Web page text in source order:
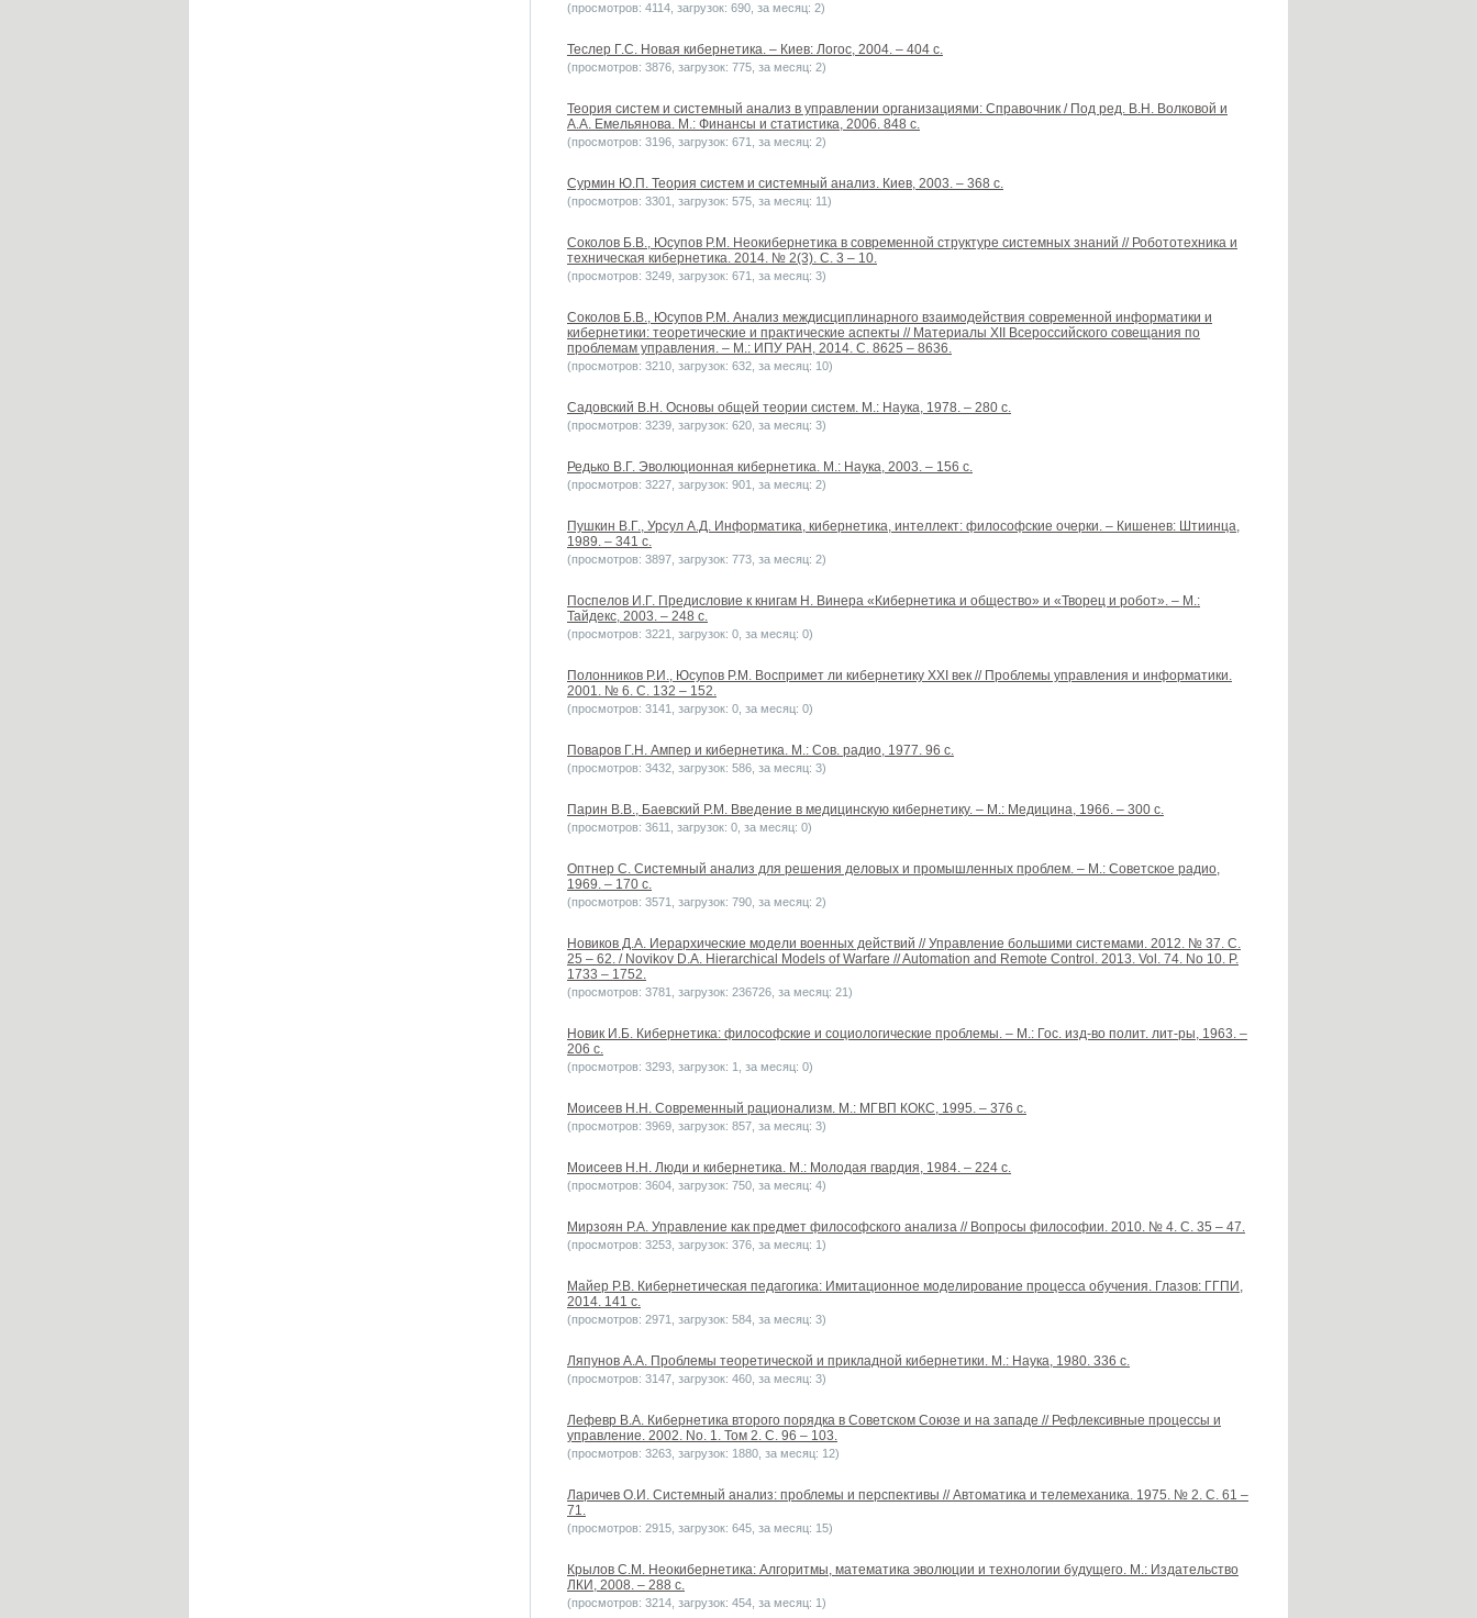
(просмотров: 4114, загрузок: 690, за месяц: 2)
Теслер Г.С. Новая кибернетика. – Киев: Логос, 2004. – 404 с.
(просмотров: 3876, загрузок: 775, за месяц: 2)
Теория систем и системный анализ в управлении организациями: Справочник / Под ред. В.Н. Волковой и
А.А. Емельянова. М.: Финансы и статистика, 2006. 848 с.
(просмотров: 3196, загрузок: 671, за месяц: 2)
Сурмин Ю.П. Теория систем и системный анализ. Киев, 2003. – 368 с.
(просмотров: 3301, загрузок: 575, за месяц: 11)
Соколов Б.В., Юсупов Р.М. Неокибернетика в современной структуре системных знаний // Робототехника и
техническая кибернетика. 2014. № 2(3). С. 3 – 10.
(просмотров: 3249, загрузок: 671, за месяц: 3)
Соколов Б.В., Юсупов Р.М. Анализ междисциплинарного взаимодействия современной информатики и
кибернетики: теоретические и практические аспекты // Материалы XII Всероссийского совещания по
проблемам управления. – М.: ИПУ РАН, 2014. С. 8625 – 8636.
(просмотров: 3210, загрузок: 632, за месяц: 10)
Садовский В.Н. Основы общей теории систем. М.: Наука, 1978. – 280 с.
(просмотров: 3239, загрузок: 620, за месяц: 3)
Редько В.Г. Эволюционная кибернетика. М.: Наука, 2003. – 156 c.
(просмотров: 3227, загрузок: 901, за месяц: 2)
Пушкин В.Г., Урсул А.Д. Информатика, кибернетика, интеллект: философские очерки. – Кишенев: Штиинца,
1989. – 341 с.
(просмотров: 3897, загрузок: 773, за месяц: 2)
Поспелов И.Г. Предисловие к книгам Н. Винера «Кибернетика и общество» и «Творец и робот». – М.:
Тайдекс, 2003. – 248 с.
(просмотров: 3221, загрузок: 0, за месяц: 0)
Полонников Р.И., Юсупов Р.М. Воспримет ли кибернетику ХХІ век // Проблемы управления и информатики.
2001. № 6. С. 132 – 152.
(просмотров: 3141, загрузок: 0, за месяц: 0)
Поваров Г.Н. Ампер и кибернетика. М.: Сов. радио, 1977. 96 с.
(просмотров: 3432, загрузок: 586, за месяц: 3)
Парин В.В., Баевский Р.М. Введение в медицинскую кибернетику. – М.: Медицина, 1966. – 300 с.
(просмотров: 3611, загрузок: 0, за месяц: 0)
Оптнер С. Системный анализ для решения деловых и промышленных проблем. – М.: Советское радио,
1969. – 170 с.
(просмотров: 3571, загрузок: 790, за месяц: 2)
Новиков Д.А. Иерархические модели военных действий // Управление большими системами. 2012. № 37. С.
25 – 62. / Novikov D.A. Hierarchical Models of Warfare // Automation and Remote Control. 2013. Vol. 74. No 10. P.
1733 – 1752.
(просмотров: 3781, загрузок: 236726, за месяц: 21)
Новик И.Б. Кибернетика: философские и социологические проблемы. – М.: Гос. изд-во полит. лит-ры, 1963. –
206 с.
(просмотров: 3293, загрузок: 1, за месяц: 0)
Моисеев Н.Н. Современный рационализм. М.: МГВП КОКС, 1995. – 376 с.
(просмотров: 3969, загрузок: 857, за месяц: 3)
Моисеев Н.Н. Люди и кибернетика. М.: Молодая гвардия, 1984. – 224 с.
(просмотров: 3604, загрузок: 750, за месяц: 4)
Мирзоян Р.А. Управление как предмет философского анализа // Вопросы философии. 2010. № 4. С. 35 – 47.
(просмотров: 3253, загрузок: 376, за месяц: 1)
Майер Р.В. Кибернетическая педагогика: Имитационное моделирование процесса обучения. Глазов: ГГПИ,
2014. 141 c.
(просмотров: 2971, загрузок: 584, за месяц: 3)
Ляпунов А.А. Проблемы теоретической и прикладной кибернетики. М.: Наука, 1980. 336 с.
(просмотров: 3147, загрузок: 460, за месяц: 3)
Лефевр В.А. Кибернетика второго порядка в Советском Союзе и на западе // Рефлексивные процессы и
управление. 2002. No. 1. Том 2. С. 96 – 103.
(просмотров: 3263, загрузок: 1880, за месяц: 12)
Ларичев О.И. Системный анализ: проблемы и перспективы // Автоматика и телемеханика. 1975. № 2. С. 61 –
71.
(просмотров: 2915, загрузок: 645, за месяц: 15)
Крылов С.М. Неокибернетика: Алгоритмы, математика эволюции и технологии будущего. М.: Издательство
ЛКИ, 2008. – 288 с.
(просмотров: 3214, загрузок: 454, за месяц: 1)